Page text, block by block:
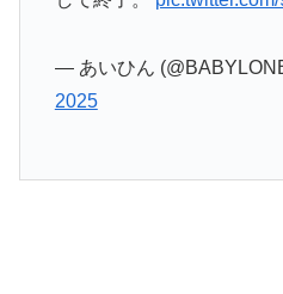
— あいひん
2025